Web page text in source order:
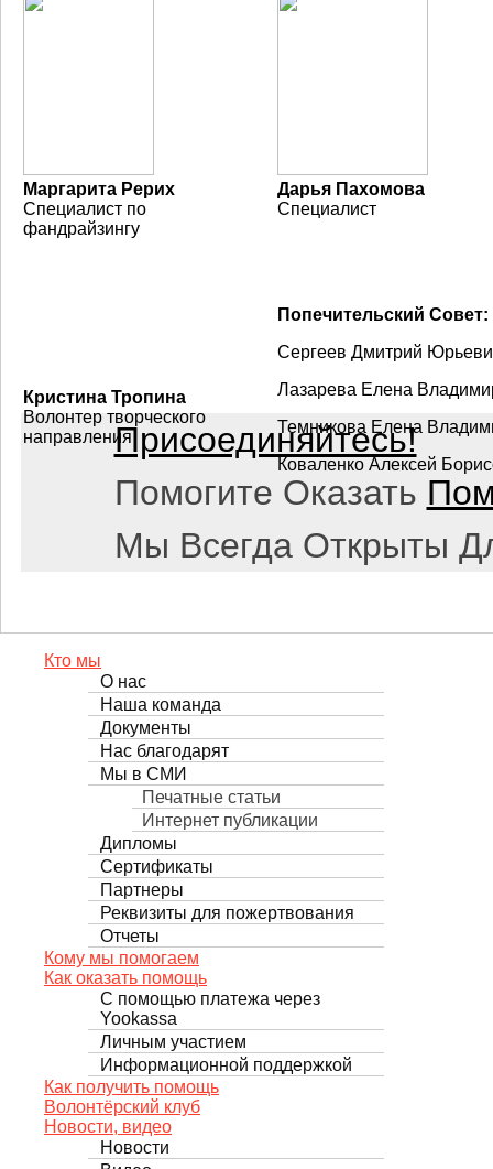
Маргарита Рерих
Специалист по
фандрайзингу
Дарья Пахомова
Специалист
Кристина Тропина
Волонтер творческого
направления
Попечительский Совет:
Сергеев Дмитрий
Лазарева Елена
Темникова Елена
Коваленко Алексей
Присоединяйтесь!
Помогите Оказать
Мы Всегда Открыты
Кто мы
О нас
Наша команда
Документы
Нас благодарят
Мы в СМИ
Печатные статьи
Интернет публикации
Дипломы
Сертификаты
Партнеры
Реквизиты для пожертвования
Отчеты
Кому мы помогаем
Как оказать помощь
С помощью платежа через
Yookassa
Личным участием
Информационной поддержкой
Как получить помощь
Волонтёрский клуб
Новости, видео
Новости